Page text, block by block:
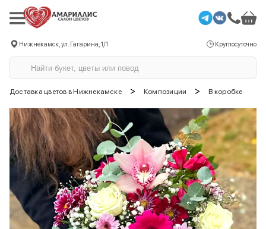
Нижнекамск, ул. Гагарина, 1/1 Круглосуточно
Доставка цветов в Нижнекамске > Композиции > В коробке